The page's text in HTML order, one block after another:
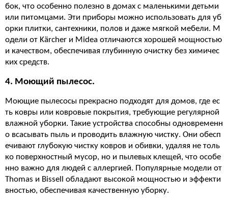
бок, что особенно полезно в домах с маленькими детьми
или питомцами. Эти приборы можно использовать для уб
орки плитки, сантехники, полов и даже мягкой мебели. М
одели от Kärcher и Midea отличаются хорошей мощностью
и качеством, обеспечивая глубинную очистку без химичес
ких средств.
4. Моющий пылесос.
Моющие пылесосы прекрасно подходят для домов, где ес
ть ковры или ковровые покрытия, требующие регулярной
влажной уборки. Такие устройства способны одновременн
о всасывать пыль и проводить влажную чистку. Они обесп
ечивают глубокую чистку ковров и обивки, удаляя не толь
ко поверхностный мусор, но и пылевых клещей, что особе
нно важно для людей с аллергией. Популярные модели от
Thomas и Bissell обладают высокой мощностью и эффекти
вностью, обеспечивая качественную уборку.